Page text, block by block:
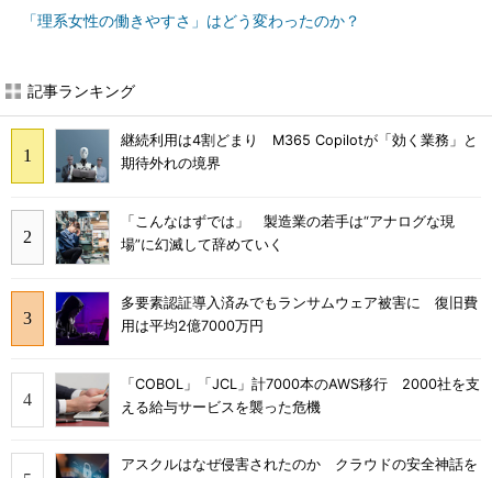
「理系女性の働きやすさ」はどう変わったのか？
記事ランキング
継続利用は4割どまり M365 Copilotが「効く業務」と
期待外れの境界
「こんなはずでは」 製造業の若手は“アナログな現
場”に幻滅して辞めていく
多要素認証導入済みでもランサムウェア被害に 復旧費
用は平均2億7000万円
「COBOL」「JCL」計7000本のAWS移行 2000社を支
える給与サービスを襲った危機
アスクルはなぜ侵害されたのか クラウドの安全神話を